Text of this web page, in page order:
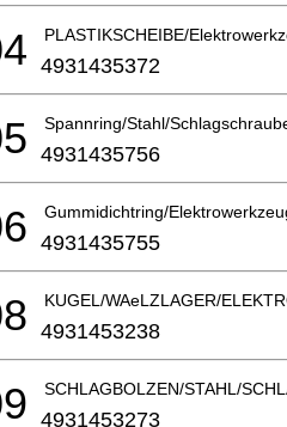
PLASTIKSCHEIBE/
4931435372
Spannring/Stahl/
4931435756
Gummidichtring/
4931435755
KUGEL/WAeLZLAGER/
4931453238
SCHLAGBOLZEN/STAHL/
4931453273